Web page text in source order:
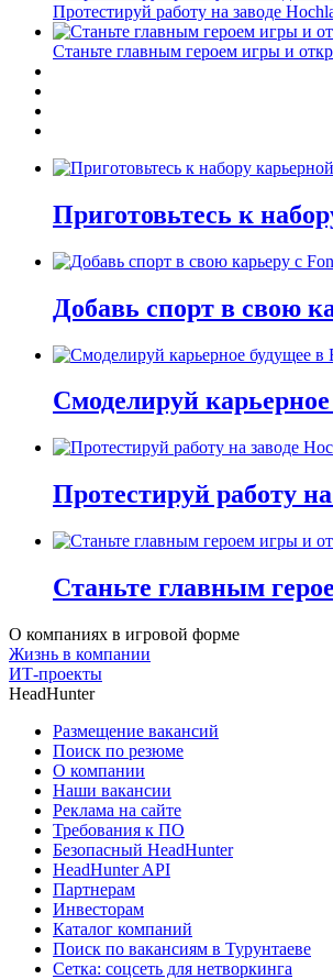
Протестируй работу на заводе
Станьте главным героем игры и
Приготовьтесь к
Добавь спорт в свою
Смоделируй
Протестируй работу
Станьте главным
О компаниях в игровой форме
Жизнь в компании
ИТ-проекты
HeadHunter
Размещение вакансий
Поиск по резюме
О компании
Наши вакансии
Реклама на сайте
Требования к ПО
Безопасный HeadHunter
HeadHunter API
Партнерам
Инвесторам
Каталог компаний
Поиск по вакансиям в Турунтаеве
Сетка: соцсеть для нетворкинга